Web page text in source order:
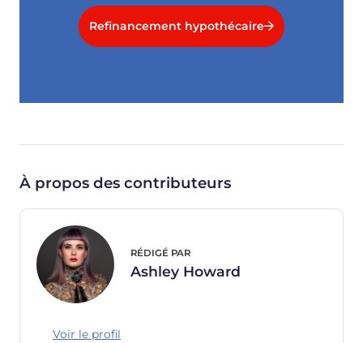
Refinancement hypothécaire
À propos des contributeurs
RÉDIGÉ PAR
Ashley Howard
Voir le profil